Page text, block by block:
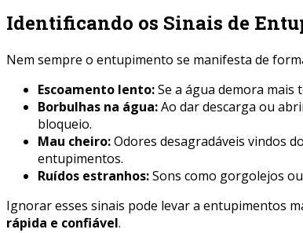
Identificando os Sinais de
Nem sempre o entupimento se manifesta de
Escoamento lento:Se a água demora
Borbulhas na água:Ao dar descarga ou
bloqueio.
Mau cheiro:Odores desagradáveis vindos
entupimentos.
Ruídos estranhos:Sons como gorgolejos
Ignorar esses sinais pode levar a entupimentos
rápida e confiável.